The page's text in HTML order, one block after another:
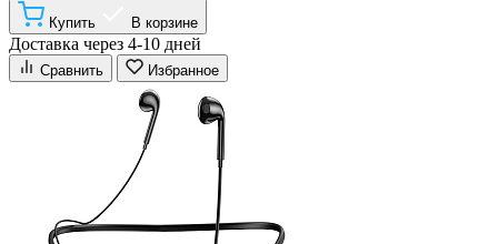
Купить В корзине
Доставка через 4-10 дней
Сравнить Избранное